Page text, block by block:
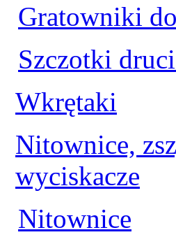
Gratowniki
Szczotki
Wkrętaki
Nitownice,
wyciskacze
Nitownice